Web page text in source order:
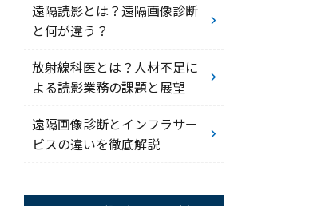
遠隔読影とは？遠隔画像診断
と何が違う？
放射線科医とは？人材不足に
よる読影業務の課題と展望
遠隔画像診断とインフラサー
ビスの違いを徹底解説